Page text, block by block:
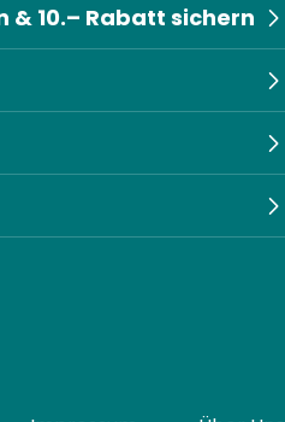
10.– Rabatt sichern